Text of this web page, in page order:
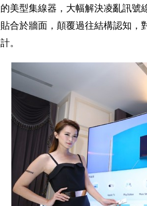
美型集線器，大幅解決凌亂訊
合於牆面，顛覆過往結構認知
。